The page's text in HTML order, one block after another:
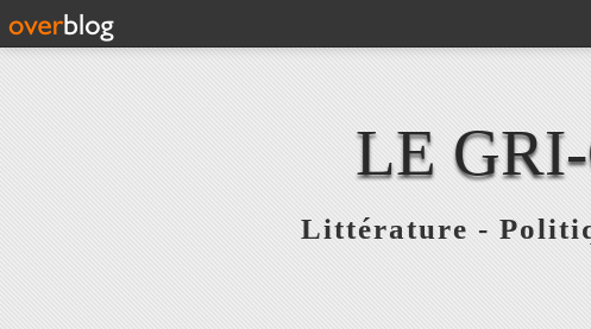
LE
Littérature -